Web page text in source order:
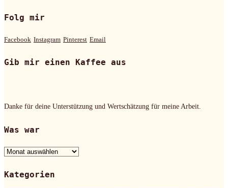
Folg mir
Facebook Instagram Pinterest Email
Gib mir einen Kaffee aus
Danke für deine Unterstützung und Wertschätzung für meine Arbeit.
Was war
Was
Kategorien